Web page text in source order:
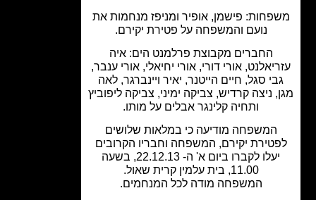
פישמן, אופיר ומניפז מנחמות את
נועם והמשפחה על פטירת יקירם.
החברים מקבוצת פרלמנט הים: איה
אורי דורי, אורי יחיאלי, אורי ענבר,
סגל, חיים הייטנר, יאיר ויינברגר, לאה
ניצה קרדיש, צביקה ימיני, צביקה ליפוביץ
ותחיה קלינגר אבלים על מותו.
המשפחה מודיעה כי במלאות שלושים
יקירם, המשפחה וחבריו הקרובים
יעלו לקברו ביום א' ה- 22.12.13, בשעה
המשפחה מודה לכל המנחמים.